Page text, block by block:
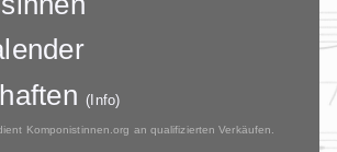
(Info)
Komponistinnen.org an qualifizierten Verkäufen.